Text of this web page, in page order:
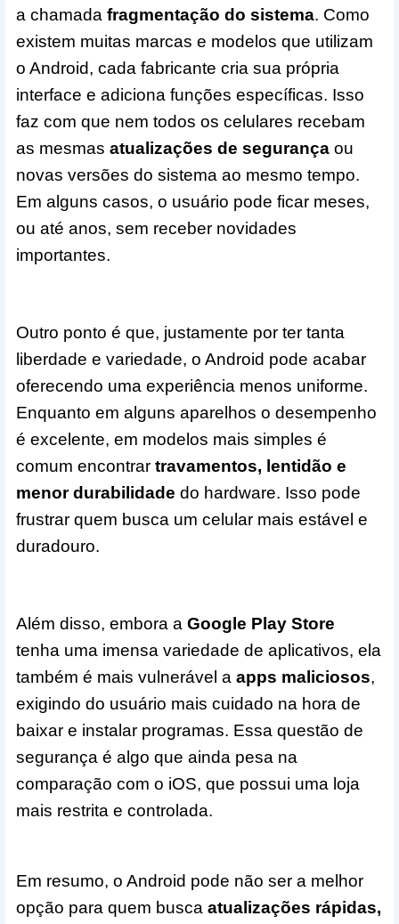
a chamadafragmentação do sistema. Como
existem muitas marcas e modelos que utilizam
o Android, cada fabricante cria sua própria
interface e adiciona funções específicas. Isso
faz com que nem todos os celulares recebam
as mesmasatualizações de segurança ou
novas versões do sistema ao mesmo tempo.
Em alguns casos, o usuário pode ficar meses,
ou até anos, sem receber novidades
importantes.
Outro ponto é que, justamente por ter tanta
liberdade e variedade, o Android pode acabar
oferecendo uma experiência menos uniforme.
Enquanto em alguns aparelhos o desempenho
é excelente, em modelos mais simples é
comum encontrartravamentos, lentidão e
menor durabilidade do hardware. Isso pode
frustrar quem busca um celular mais estável e
duradouro.
Além disso, embora aGoogle Play Store
tenha uma imensa variedade de aplicativos, ela
também é mais vulnerável aapps maliciosos,
exigindo do usuário mais cuidado na hora de
baixar e instalar programas. Essa questão de
segurança é algo que ainda pesa na
comparação com o iOS, que possui uma loja
mais restrita e controlada.
Em resumo, o Android pode não ser a melhor
opção para quem buscaatualizações rápidas,